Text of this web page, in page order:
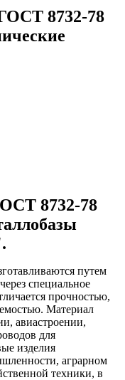
8732-78
8732-78
путем
специальное
прочностью,
Материал
авиастроении,
для
изделия
аграрном
техники, в